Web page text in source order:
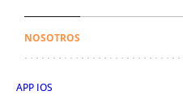
NOSOTROS
APP IOS